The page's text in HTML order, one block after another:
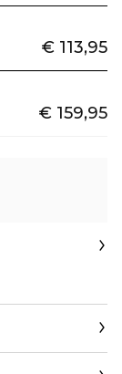
€ 113,95
€ 159,95